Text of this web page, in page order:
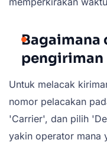
Bagaimana
pengiriman
Untuk melacak
nomor pelacakan
'Carrier', dan pilih
yakin operator mana